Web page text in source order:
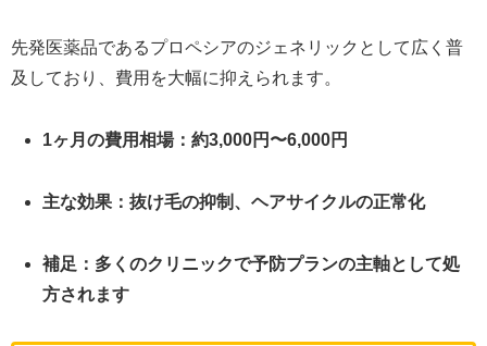
先発医薬品であるプロペシアのジェネリックとして広く普
及しており、費用を大幅に抑えられます。
1ヶ月の費用相場：約3,000円〜6,000円
主な効果：抜け毛の抑制、ヘアサイクルの正常化
補足：多くのクリニックで予防プランの主軸として処
方されます